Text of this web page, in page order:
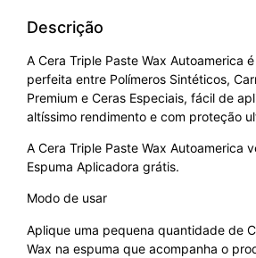
Descrição
A Cera Triple Paste Wax Autoamerica
perfeita entre Polímeros Sintéticos,
Premium e Ceras Especiais, fácil de
altíssimo rendimento e com proteção
A Cera Triple Paste Wax Autoamerica
Espuma Aplicadora grátis.
Modo de usar
Aplique uma pequena quantidade de
Wax na espuma que acompanha o